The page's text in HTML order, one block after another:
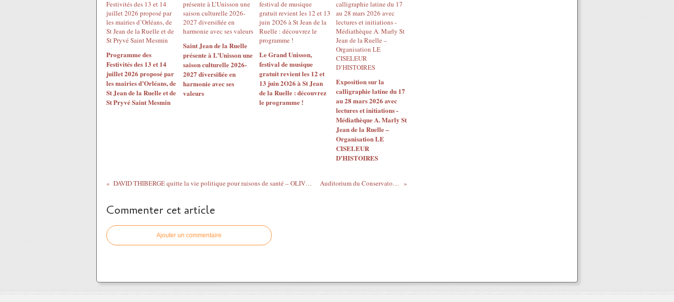
Programme des
Festivités des 13 et 14
juillet 2026 proposé par
les mairies d’Orléans, de
St Jean de la Ruelle et de
St Pryvé Saint Mesmin
Saint Jean de la Ruelle
présente à L’Unisson une
saison culturelle 2026-
2027 diversifiée en
harmonie avec ses
valeurs
Le Grand Unisson,
festival de musique
gratuit revient les 12 et
13 juin 2O26 à St Jean
de la Ruelle : découvrez
le programme !
Exposition sur la
calligraphie latine du 17
au 28 mars 2026 avec
lectures et initiations -
Médiathèque A. Marly St
Jean de la Ruelle –
Organisation LE
CISELEUR
D’HISTOIRES
DAVID THIBERGE quitte la vie politique pour raisons de santé – OLIVIER CARRE rend hommage à son engagement Auditorium du Conservatoire de St Jean De La...
Commenter cet article
Ajouter un commentaire